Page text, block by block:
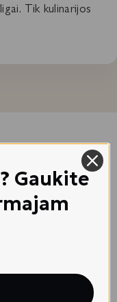
Tik kulinarijos
Gaukite